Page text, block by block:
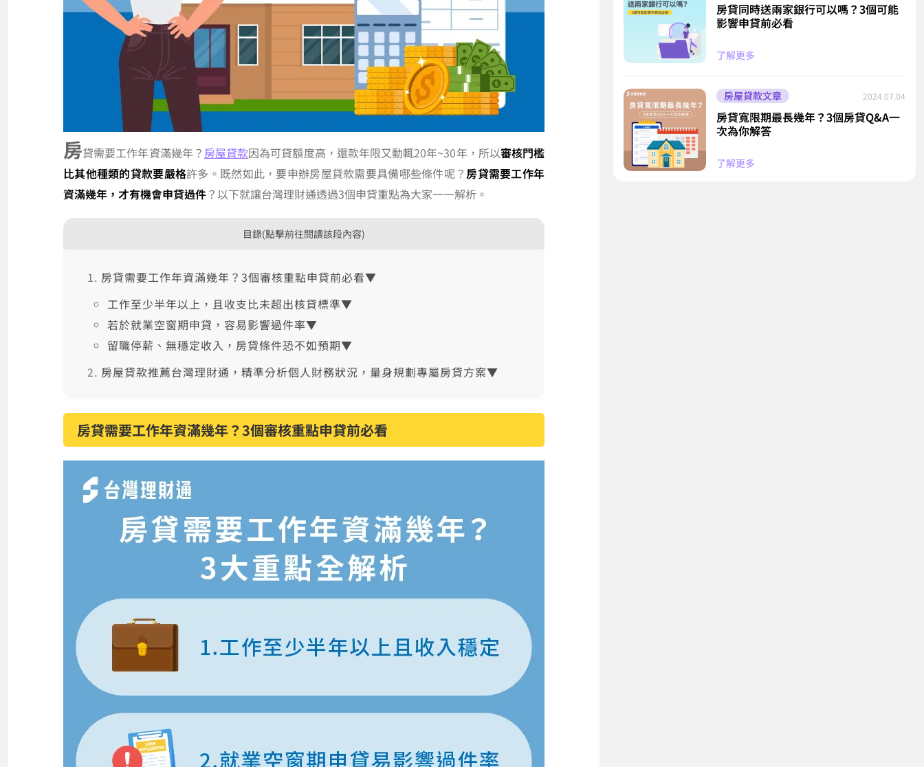
房貸需要工作年資滿幾年？ 房屋貸款因為可貸額度高，還款年限又動輒20年~30年，所以審核門檻
比其他種類的貸款要嚴格許多。既然如此，要申辦房屋貸款需要具備哪些條件呢？ 房貸需要工作年
資滿幾年，才有機會申貸過件？以下就讓台灣理財通透過3個申貸重點為大家一一解析。
目錄(點擊前往閱讀該段內容)
房貸需要工作年資滿幾年？3個審核重點申貸前必看▼
工作至少半年以上，且收支比未超出核貸標準▼
若於就業空窗期申貸，容易影響過件率▼
留職停薪、無穩定收入，房貸條件恐不如預期▼
房屋貸款推薦台灣理財通，精準分析個人財務狀況，量身規劃專屬房貸方案▼
房貸需要工作年資滿幾年？3個審核重點申貸前必看
房貸同時送兩家銀行可以嗎？3個可能
影響申貸前必看
了解更多
房屋貸款文章 2024.07.04
房貸寬限期最長幾年？3個房貸Q&A一
次為你解答
了解更多